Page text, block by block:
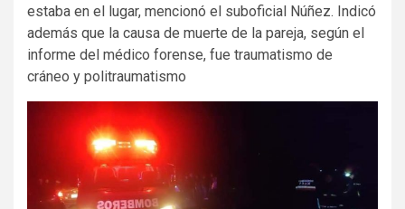
estaba en el lugar, mencionó el suboficial Núñez. Indicó
además que la causa de muerte de la pareja, según el
informe del médico forense, fue traumatismo de
cráneo y politraumatismo